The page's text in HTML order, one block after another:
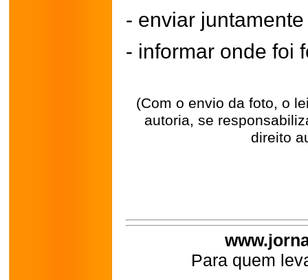
- enviar
- informar onde foi
(Com o envio da foto, o
autoria, se
direito
Para quem